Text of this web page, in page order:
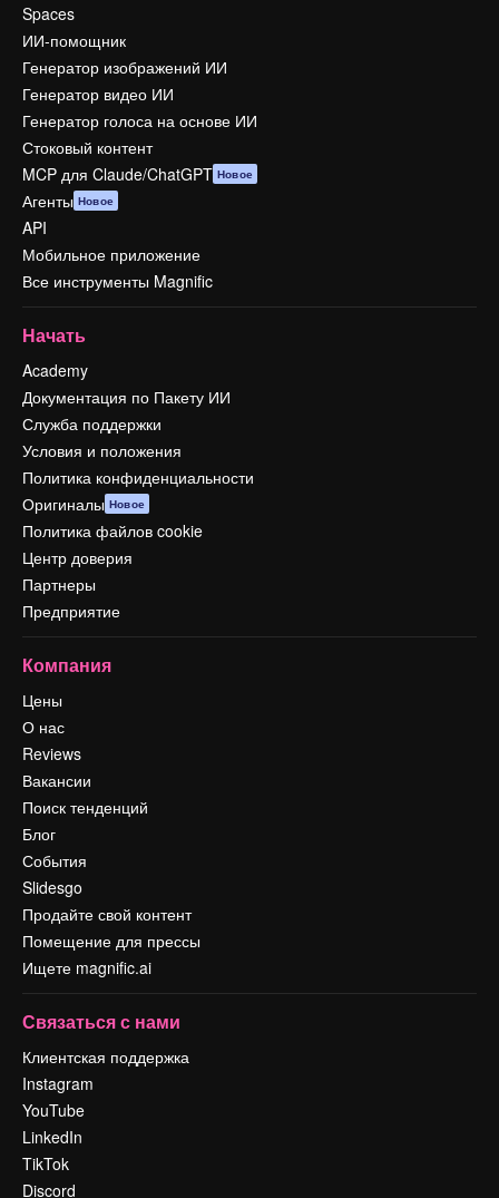
Spaces
ИИ-помощник
Генератор изображений ИИ
Генератор видео ИИ
Генератор голоса на основе ИИ
Стоковый контент
MCP для Claude/ChatGPT Новое
Агенты Новое
API
Мобильное приложение
Все инструменты Magnific
Начать
Academy
Документация по Пакету ИИ
Служба поддержки
Условия и положения
Политика конфиденциальности
Оригиналы Новое
Политика файлов cookie
Центр доверия
Партнеры
Предприятие
Компания
Цены
О нас
Reviews
Вакансии
Поиск тенденций
Блог
События
Slidesgo
Продайте свой контент
Помещение для прессы
Ищете magnific.ai
Связаться с нами
Клиентская поддержка
Instagram
YouTube
LinkedIn
TikTok
Discord